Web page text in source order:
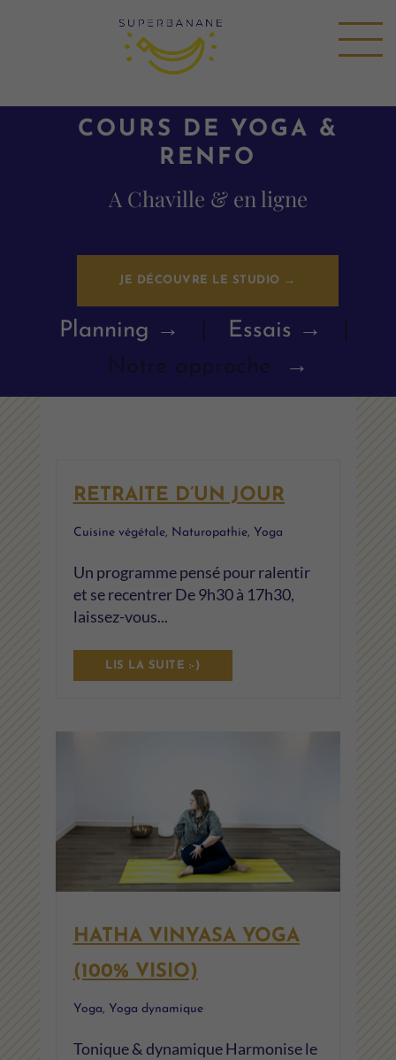
COURS DE YOGA &
RENFO
A Chaville & en ligne
JE DÉCOUVRE LE STUDIO →
Planning → Essais →
Notre approche
→
RETRAITE D’UN JOUR
Cuisine végétale, Naturopathie, Yoga
Un programme pensé pour ralentir
et se recentrer De 9h30 à 17h30,
laissez-vous...
LIS LA SUITE :-)
HATHA VINYASA YOGA
(100% VISIO)
Yoga, Yoga dynamique
Tonique & dynamique Harmonise le